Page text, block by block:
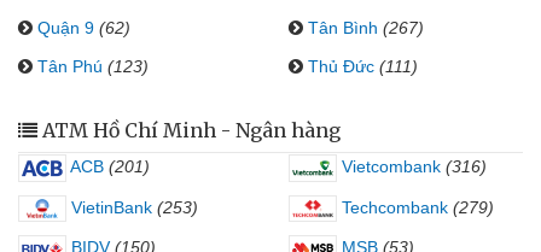
Quận 9 (62) Tân Bình (267)
Tân Phú (123) Thủ Đức (111)
ATM Hồ Chí Minh - Ngân hàng
ACB (201) Vietcombank (316)
VietinBank (253) Techcombank (279)
BIDV (150) MSB (53)